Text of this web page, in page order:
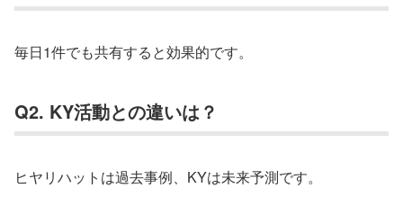
毎日1件でも共有すると効果的です。
Q2. KY活動との違いは？
ヒヤリハットは過去事例、KYは未来予測です。